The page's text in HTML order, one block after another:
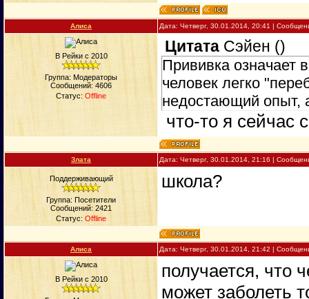
Алиса Дата: Четверг, 30.01.2014, 20:41 |
В Рейки с 2010
Группа: Модераторы
Сообщений: 4606
Статус: Offline
Цитата Сэйен ()
Прививка означает
человек легко
недостающий опыт,
что-то я сейчас
Злата Дата: Четверг, 30.01.2014, 21:16 |
Поддерживающий
Группа: Посетители
Сообщений: 2421
Статус: Offline
школа?
Алиса Дата: Четверг, 30.01.2014, 21:42 |
В Рейки с 2010
получается, что
может заболеть